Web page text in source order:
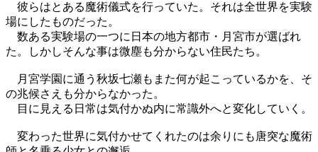
彼らはとある魔術儀式を行っていた。それは全世界を実験
場にしたものだった。
数ある実験場の一つに日本の地方都市・月宮市が選ばれ
た。しかしそんな事は微塵も分からない住民たち。
月宮学園に通う秋坂七瀬もまた何が起こっているかを、そ
の兆候さえも分からなかった。
目に見える日常は気付かぬ内に常識外へと変化していく。
変わった世界に気付かせてくれたのは余りにも唐突な魔術